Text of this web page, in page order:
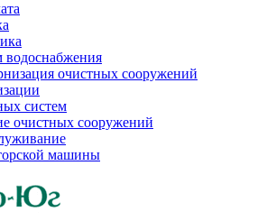
очистных сооружений
систем
очистных сооружений
машины